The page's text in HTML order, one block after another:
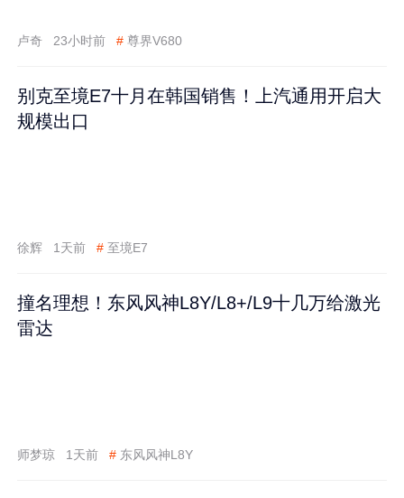
卢奇 23小时前 # 尊界V680
别克至境E7十月在韩国销售！上汽通用开启大
规模出口
徐辉 1天前 # 至境E7
撞名理想！东风风神L8Y/L8+/L9十几万给激光
雷达
师梦琼 1天前 # 东风风神L8Y